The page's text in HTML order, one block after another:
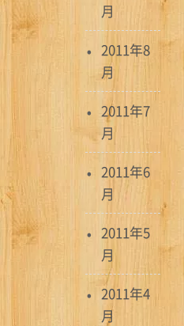
月
2011年8
月
2011年7
月
2011年6
月
2011年5
月
2011年4
月